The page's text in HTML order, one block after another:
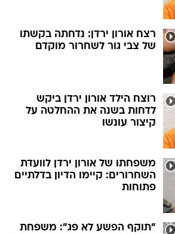
רצח אורון ירדן: נדחתה בקשתו
של צבי גור לשחרור מוקדם
רוצח הילד אורון ירדן ביקש
לדחות בשנה את ההחלטה על
קיצור עונשו
משפחתו של אורון ירדן לוועדת
השחרורים: קיימו הדיון בדלתיים
פתוחות
"תוקף הפשע לא פג": משפחת